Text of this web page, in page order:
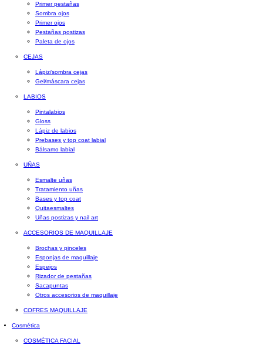
Primer pestañas
Sombra ojos
Primer ojos
Pestañas postizas
Paleta de ojos
CEJAS
Lápiz/sombra cejas
Gel/máscara cejas
LABIOS
Pintalabios
Gloss
Lápiz de labios
Prebases y top coat labial
Bálsamo labial
UÑAS
Esmalte uñas
Tratamiento uñas
Bases y top coat
Quitaesmaltes
Uñas postizas y nail art
ACCESORIOS DE MAQUILLAJE
Brochas y pinceles
Esponjas de maquillaje
Espejos
Rizador de pestañas
Sacapuntas
Otros accesorios de maquillaje
COFRES MAQUILLAJE
Cosmética
COSMÉTICA FACIAL